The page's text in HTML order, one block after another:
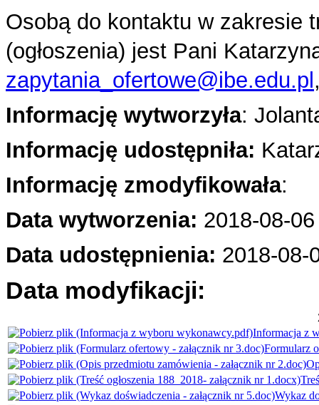
Osobą do kontaktu w zakresie
(ogłoszenia) jest Pani
zapytania_ofertowe@ibe.edu.pl
Informację wytworzyła:
Informację udostępniła:
Informację zmodyfikowała:
Data wytworzenia: 2018-08-06
Data udostępnienia: 2018-08-
Data modyfikacji:
Informacja z
Formularz
Wykaz